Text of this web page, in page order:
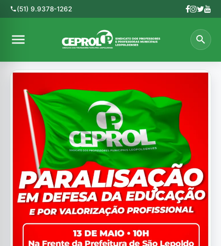
phone(51) 9.9378-1262
menu search